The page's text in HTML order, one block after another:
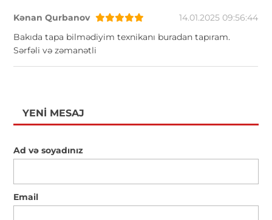
Kənan Qurbanov
14.01.2025 09:56:44
Bakıda tapa bilmədiyim texnikanı buradan tapıram.
Sərfəli və zəmanətli
YENI MESAJ
Ad və soyadınız
Email